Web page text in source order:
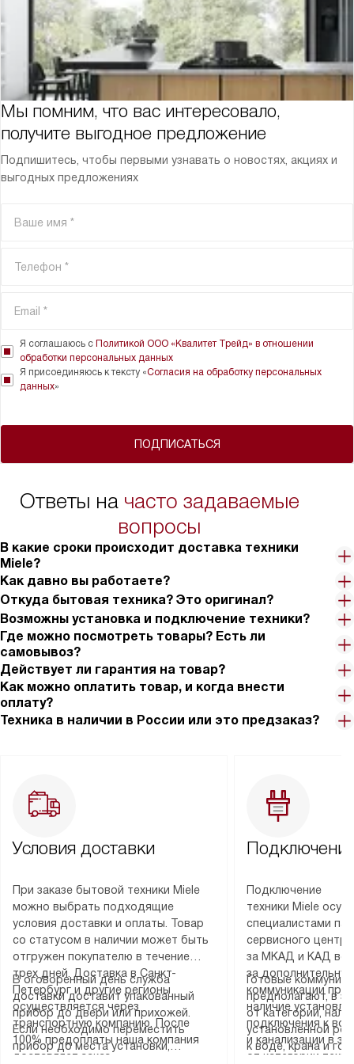
Мы помним, что вас интересовало,
получите выгодное предложение
Подпишитесь, чтобы первыми узнавать о новостях, акциях и
выгодных предложениях
ПОДПИСАТЬСЯ
Я соглашаюсь с Политикой ООО «Квалитет Трейд» в отношении
обработки персональных данных
Я присоединяюсь к тексту «Согласия на обработку персональных
данных»
Ответы на часто задаваемые
вопросы
В какие сроки происходит доставка техники
Miele?
Как давно вы работаете?
Откуда бытовая техника? Это оригинал?
Возможны установка и подключение техники?
Где можно посмотреть товары? Есть ли
самовывоз?
Действует ли гарантия на товар?
Как можно оплатить товар, и когда внести
оплату?
Техника в наличии в России или это предзаказ?
Условия доставки
При заказе бытовой техники Miele
можно выбрать подходящие
условия доставки и оплаты. Товар
со статусом в наличии может быть
отгружен покупателю в течение
трех дней. Доставка в Санкт-
Петербург и другие регионы
осуществляется через
транспортную компанию. После
100% предоплаты наша компания
доставляет заказ
В оговоренный день служба
доставки доставит упакованный
прибор до двери или прихожей.
Если необходимо переместить
прибор до места установки,
Подключение
техники Miele
специалистами
сервисного
за МКАД и КАД
за
коммуникации
наличие
подключения к
и канализации в
от категории
Готовые
предполагают, в
от категории,
установленной
к воде, крана и